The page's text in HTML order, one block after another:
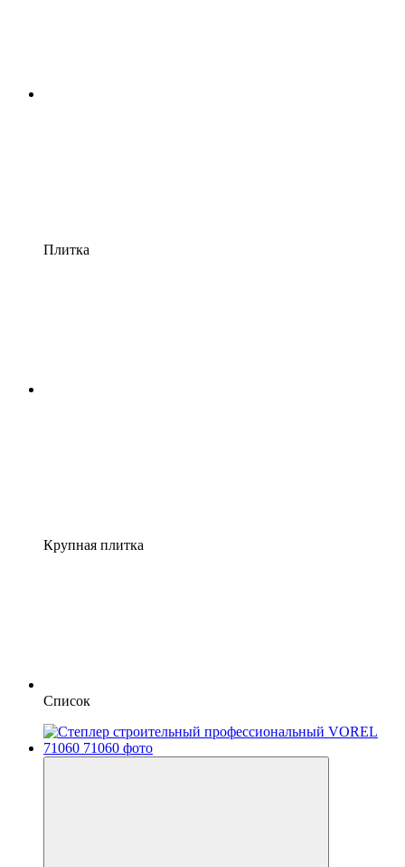
Плитка
Крупная плитка
Список